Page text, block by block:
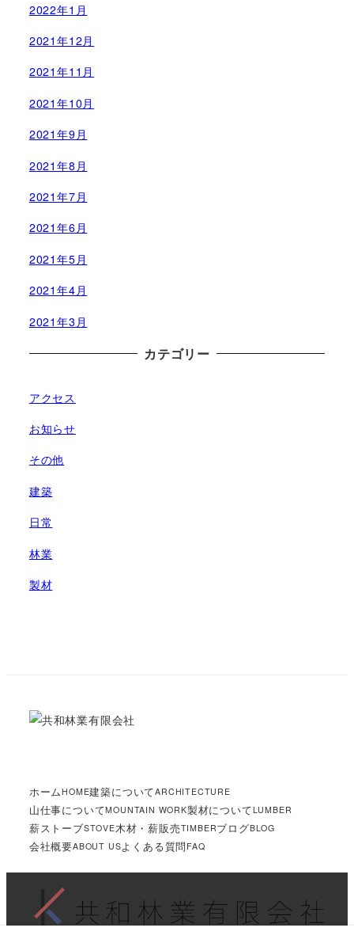
2022年1月
2021年12月
2021年11月
2021年10月
2021年9月
2021年8月
2021年7月
2021年6月
2021年5月
2021年4月
2021年3月
カテゴリー
アクセス
お知らせ
その他
建築
日常
林業
製材
ホームHOME建築についてARCHITECTURE
山仕事についてMOUNTAIN WORK製材についてLUMBER
薪ストーブSTOVE木材・薪販売TIMBERブログBLOG
会社概要ABOUT USよくある質問 FAQ